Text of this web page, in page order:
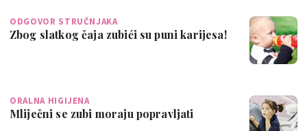
ODGOVOR STRUČNJAKA
Zbog slatkog čaja zubići su puni karijesa!
ORALNA HIGIJENA
Mliječni se zubi moraju popravljati